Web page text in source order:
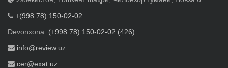
+(998 78) 150-02-02
Devonxona: (+998 78) 150-02-02 (426)
info@review.uz
cer@exat.uz